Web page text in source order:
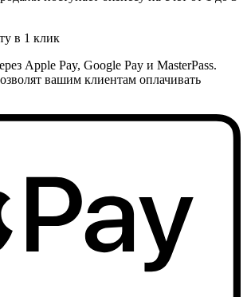
в 1 клик
Apple Pay, Google Pay и MasterPass.
вашим клиентам оплачивать